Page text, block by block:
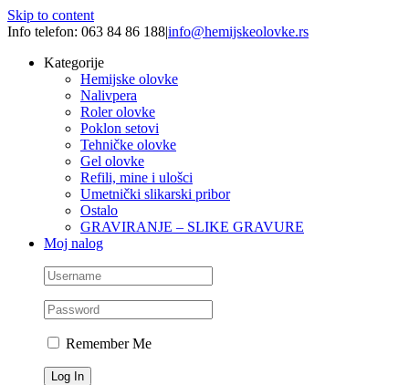
Skip to content
Info telefon: 063 84 86 188|info@hemijskeolovke.rs
Kategorije
Hemijske olovke
Nalivpera
Roler olovke
Poklon setovi
Tehničke olovke
Gel olovke
Refili, mine i ulošci
Umetnički slikarski pribor
Ostalo
GRAVIRANJE – SLIKE GRAVURE
Moj nalog
Remember Me